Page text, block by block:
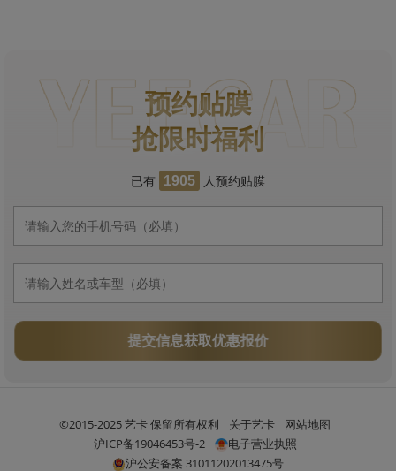
预约贴膜
抢限时福利
已有 1905 人预约贴膜
提交信息获取优惠报价
©2015-2025 艺卡 保留所有权利 关于艺卡
网站地图
沪ICP备19046453号-2
电子营业执照
沪公安备案 31011202013475号